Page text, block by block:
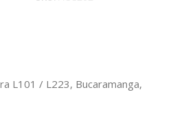
L101 / L223, Bucaramanga,